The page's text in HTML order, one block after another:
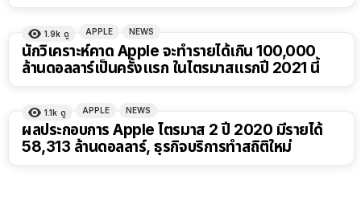
1.9k ดู APPLE NEWS
นักวิเคราะห์คาด Apple จะทำรายได้เกิน 100,000
ล้านดอลลาร์เป็นครั้งแรก ในไตรมาสแรกปี 2021 นี้
1.1k ดู APPLE NEWS
ผลประกอบการ Apple ไตรมาส 2 ปี 2020 มีรายได้
58,313 ล้านดอลลาร์, ธุรกิจบริการทำสถิติใหม่